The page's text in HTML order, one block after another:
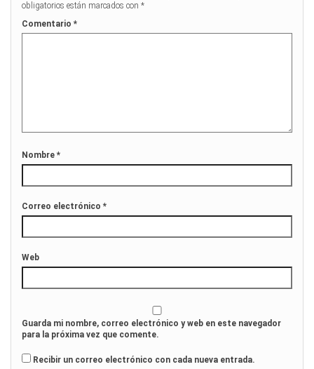
obligatorios están marcados con *
Comentario *
Nombre *
Correo electrónico *
Web
Guarda mi nombre, correo electrónico y web en este navegador
para la próxima vez que comente.
Recibir un correo electrónico con cada nueva entrada.